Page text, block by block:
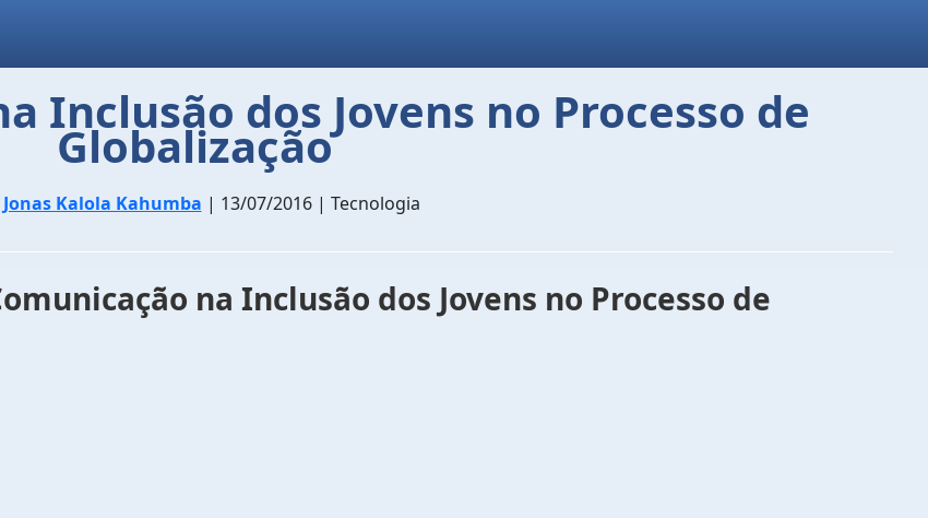
Inclusão dos Jovens no Processo de
Globalização
Jonas Kalola Kahumba | 13/07/2016 | Tecnologia
na Inclusão dos Jovens no Processo de